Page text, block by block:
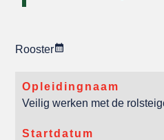
Rooster
Opleidingnaam
Veilig werken met de
Startdatum